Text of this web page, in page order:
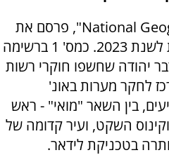
המגזין היוקרתי ה"National Geographic", פרסם את
רשימת 7 התגליות הגדולות לשנת 2023. כמס' 1 ברשימה
יהודה שחשפו חוקרי רשות
לחקר מערות באונ'
בין השאר "מואי" - ראש
השקט, ועיר קדומה של
בטכניקת לידאר.